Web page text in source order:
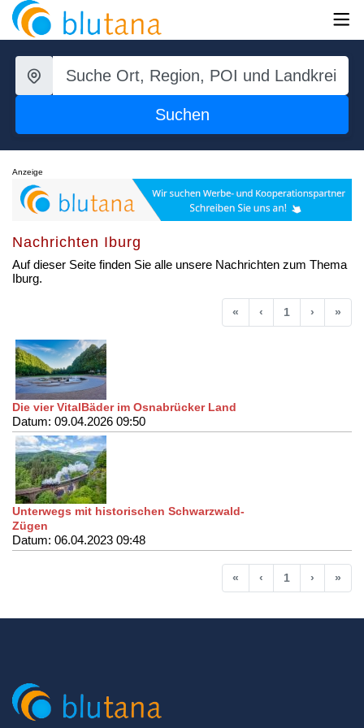
Suchen
Anzeige
Nachrichten Iburg
Auf dieser Seite finden Sie alle unsere Nachrichten zum Thema
Iburg.
« Anfang
‹ Vorherige
1 › Nächste
»
Die vier VitalBäder im Osnabrücker Land
Datum: 09.04.2026 09:50
Unterwegs mit historischen Schwarzwald-
Zügen
Datum: 06.04.2023 09:48
« Anfang
‹ Vorherige
1 › Nächste
»